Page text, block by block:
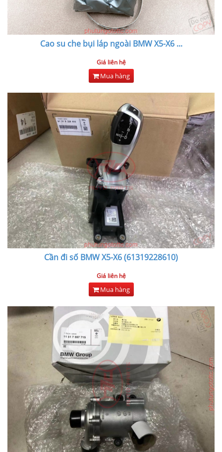
Cao su che bụi láp ngoài BMW X5-X6 ...
Giá liên hệ
Mua hàng
Cần đi số BMW X5-X6 (61319228610)
Giá liên hệ
Mua hàng